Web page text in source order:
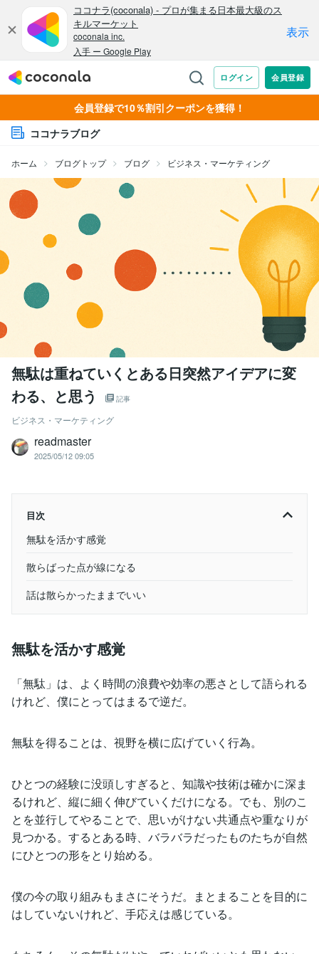
会員登録で10％割引クーポンを獲得！
ココナラブログ
ホーム ブログトップ ブログ ビジネス・マーケティング
無駄は重ねていくとある日突然アイデアに変
わる、と思う
記事
ビジネス・マーケティング
readmaster
2025/05/12 09:05
目次
無駄を活かす感覚
散らばった点が線になる
話は散らかったままでいい
無駄を活かす感覚
「無駄」は、よく時間の浪費や効率の悪さとして語られる
けれど、僕にとってはまるで逆だ。
無駄を得ることは、視野を横に広げていく行為。
ひとつの経験に没頭しすぎると、知識や技術は確かに深ま
るけれど、縦に細く伸びていくだけになる。でも、別のこ
とを並行してやることで、思いがけない共通点や重なりが
見つかる。するとある時、バラバラだったものたちが自然
にひとつの形をとり始める。
僕の今の取り組みもまさにそうだ。まとまることを目的に
はしていないけれど、手応えは感じている。